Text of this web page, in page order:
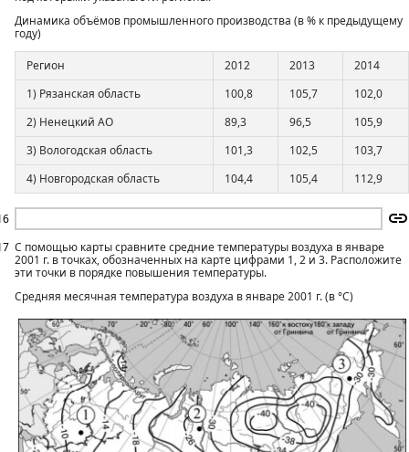
Динамика объёмов промышленного производства (в % к предыдущему
году)
Регион 2012 2013
2014
1) Рязанская область
100,8 105,7
102,0
2) Ненецкий АО
89,3 96,5
105,9
3) Вологодская область
101,3 102,5
103,7
4) Новгородская область
104,4 105,4 112,9
С помощью карты сравните средние температуры воздуха в январе
2001 г. в точках, обозначенных на карте цифрами 1, 2 и 3. Расположите
эти точки в порядке повышения температуры.
Средняя месячная температура воздуха в январе 2001 г. (в °С)